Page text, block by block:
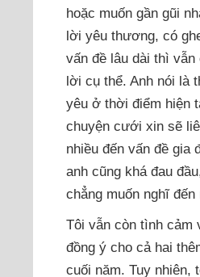
hoặc muốn gần gũi
lời yêu thương, có
vấn đề lâu dài thì
lời cụ thể. Anh nói là
yêu ở thời điểm hiện
chuyện cưới xin sẽ
nhiều đến vấn đề gia
anh cũng khá đau
chẳng muốn nghĩ đến
Tôi vẫn còn tình cảm
đồng ý cho cả hai
cuối năm. Tuy nhiên,